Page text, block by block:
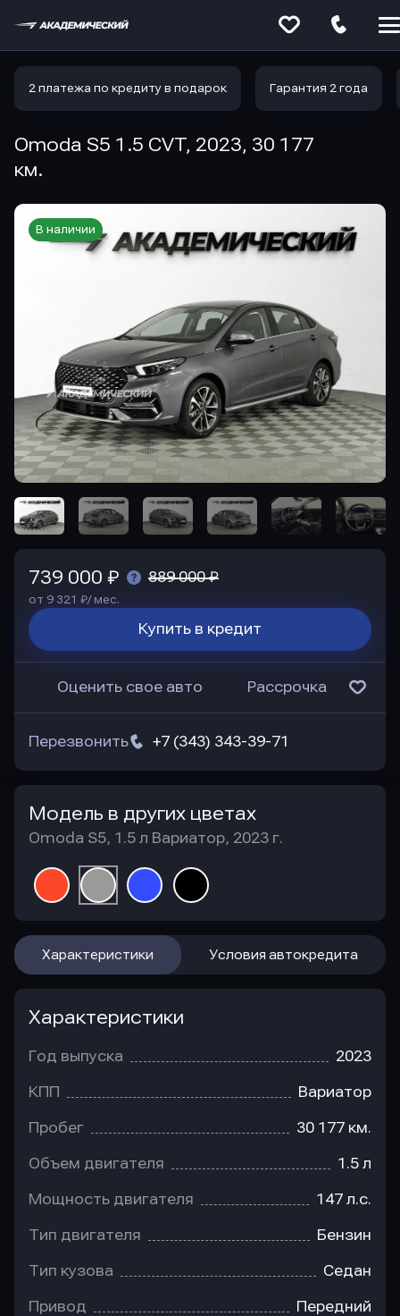
2 платежа по кредиту в подарок Гарантия 2 года
Omoda S5 1.5 CVT, 2023, 30 177
км.
В наличии
739 000 ₽ 889 000 ₽
от 9 321 ₽/ мес.
Купить в кредит
Оценить свое авто Рассрочка
+7 (343) 343-39-71
Перезвонить
Модель в других цветах
Omoda S5, 1.5 л Вариатор, 2023 г.
Характеристики Условия автокредита
Характеристики
Год выпуска 2023
КПП Вариатор
Пробег 30 177 км.
Объем двигателя 1.5 л
Мощность двигателя 147 л.с.
Тип двигателя Бензин
Тип кузова Седан
Привод Передний